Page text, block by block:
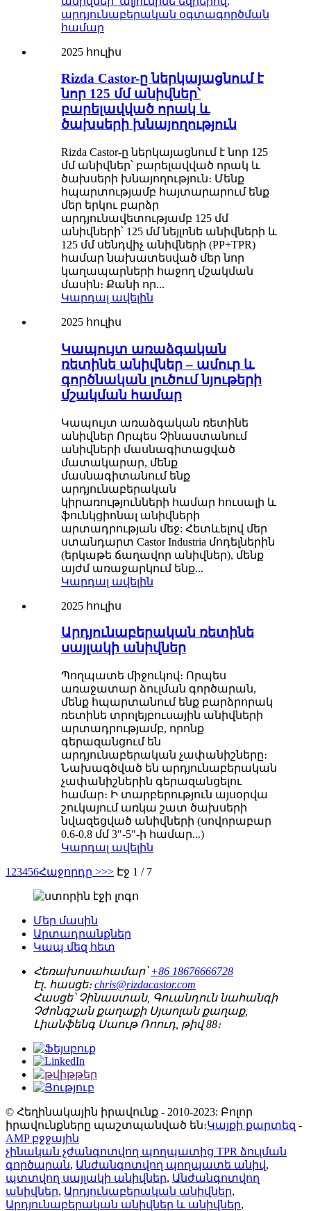
2025 հուլիս
Rizda Castor-ը ներկայացնում է
նոր 125 մմ անիվներ՝
բարելավված որակ և
ծախսերի խնայողություն
Rizda Castor-ը ներկայացնում է նոր 125
մմ անիվներ՝ բարելավված որակ և
ծախսերի խնայողություն։ Մենք
հպարտությամբ հայտարարում ենք
մեր երկու բարձր
արդյունավետությամբ 125 մմ
անիվների՝ 125 մմ նեյլոնե անիվների և
125 մմ սենդվիչ անիվների (PP+TPR)
համար նախատեսված մեր նոր
կաղապարների հաջող մշակման
մասին։ Քանի որ...
Կարդալ ավելին
2025 հուլիս
Կապույտ առաձգական
ռետինե անիվներ – ամուր և
գործնական լուծում նյութերի
մշակման համար
Կապույտ առաձգական ռետինե
անիվներ Որպես Չինաստանում
անիվների մասնագիտացված
մատակարար, մենք
մասնագիտանում ենք
արդյունաբերական
կիրառությունների համար հուսալի և
ֆունկցիոնալ անիվների
արտադրության մեջ: Հետևելով մեր
ստանդարտ Castor Industria մոդելներին
(երկաթե ճաղավոր անիվներ), մենք
այժմ առաջարկում ենք...
Կարդալ ավելին
2025 հուլիս
Արդյունաբերական ռետինե
սայլակի անիվներ
Պողպատե միջուկով։ Որպես
առաջատար ձուլման գործարան,
մենք հպարտանում ենք բարձրորակ
ռետինե տրոլեյբուսային անիվների
արտադրությամբ, որոնք
գերազանցում են
արդյունաբերական չափանիշները։
Նախագծված են արդյունաբերական
չափանիշներին գերազանցելու
համար։ Ի տարբերություն այսօրվա
շուկայում առկա շատ ծախսերի
նվազեցված անիվների (սովորաբար
0.6-0.8 մմ 3″-5″-ի համար...)
Կարդալ ավելին
1 23456Հաջորդը >>> Էջ 1 / 7
Մեր մասին
Արտադրանքներ
Կապ մեզ հետ
Հեռախոսահամար՝ +86 18676666728
Էլ․ հասցե։ chris@rizdacastor.com
Հասցե՝ Չինաստան, Գուանդուն նահանգի
Չժոնգշան քաղաքի Սյաոլան քաղաք,
Լիանֆենգ Սաութ Ռոուդ, թիվ 88։
© Հեղինակային իրավունք - 2010-2023: Բոլոր
իրավունքները պաշտպանված են։Կայքի քարտեզ -
AMP բջջային
չինական չժանգոտվող պողպատից TPR ձուլման
գործարան, Անժանգոտվող պողպատե անիվ,
պտտվող սայլակի անիվներ, Անժանգոտվող
անիվներ, Արդյունաբերական անիվներ,
Արդյունաբերական անիվներ և անիվներ,